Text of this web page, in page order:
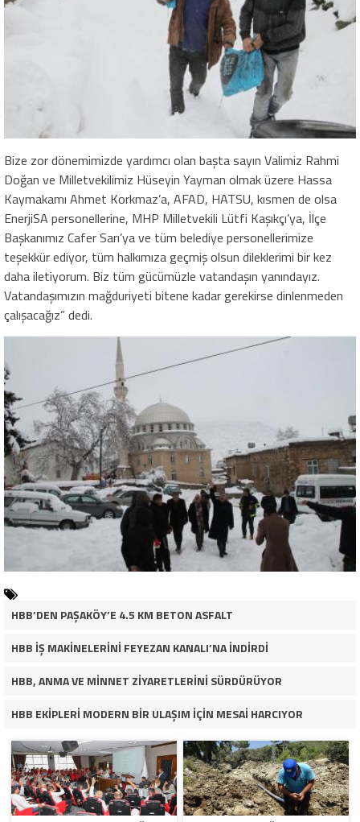
Bize zor dönemimizde yardımcı olan başta sayın Valimiz Rahmi
Doğan ve Milletvekilimiz Hüseyin Yayman olmak üzere Hassa
Kaymakamı Ahmet Korkmaz’a, AFAD, HATSU, kısmen de olsa
EnerjiSA personellerine, MHP Milletvekili Lütfi Kaşıkçı’ya, İlçe
Başkanımız Cafer Sarı’ya ve tüm belediye personellerimize
teşekkür ediyor, tüm halkımıza geçmiş olsun dileklerimi bir kez
daha iletiyorum. Biz tüm gücümüzle vatandaşın yanındayız.
Vatandaşımızın mağduriyeti bitene kadar gerekirse dinlenmeden
çalışacağız” dedi.
HBB’DEN PAŞAKÖY’E 4.5 KM BETON ASFALT
HBB İŞ MAKİNELERİNİ FEYEZAN KANALI’NA İNDİRDİ
HBB, ANMA VE MİNNET ZİYARETLERİNİ SÜRDÜRÜYOR
HBB EKİPLERİ MODERN BİR ULAŞIM İÇİN MESAİ HARCIYOR